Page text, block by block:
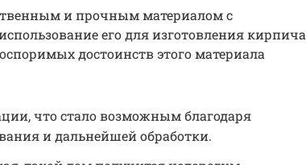
и прочным материалом с
его для изготовления кирпича
достоинств этого материала
что стало возможным благодаря
и дальнейшей обработки.